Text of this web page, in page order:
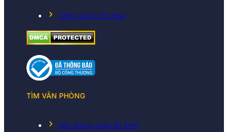
Chính sách cho thuê
TÌM VĂN PHÒNG
Văn phòng quận Ba Đình